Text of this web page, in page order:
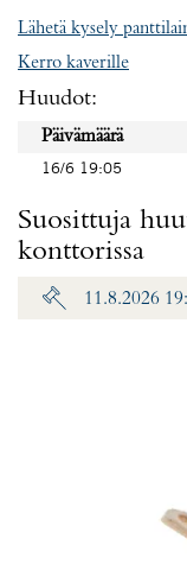
Lähetä kysely
Kerro kaverille
Huudot:
Päivämäärä
16/6 19:05
Suosittuja
konttorissa
11.8.2026